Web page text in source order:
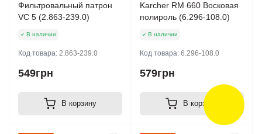
Фильтровальный патрон
VC 5 (2.863-239.0)
В наличии
Код товара: 2.863-239.0
549грн
В корзину
Karcher RM 660 Восковая
полироль (6.296-108.0)
В наличии
Код товара: 6.296-108.0
579грн
В корзину